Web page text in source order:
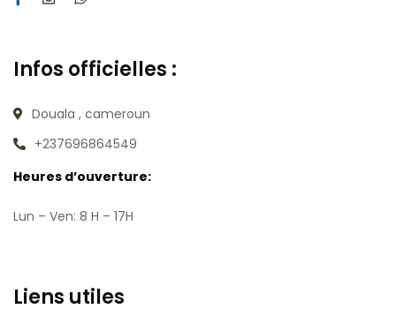
Infos officielles :
Douala , cameroun
+237696864549
Heures d’ouverture:
Lun – Ven: 8 H – 17H
Liens utiles